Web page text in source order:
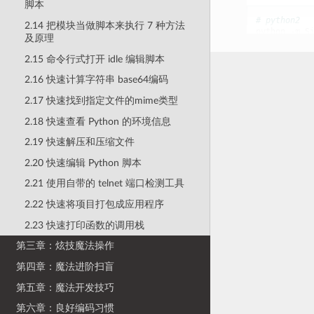
脚本
2.14 把模块当做脚本来执行 7 种方法
及原理
2.15 命令行式打开 idle 编辑脚本
2.16 快速计算字符串 base64编码
2.17 快速找到指定文件的mime类型
2.18 快速查看 Python 的环境信息
2.19 快速解压和压缩文件
2.20 快速编辑 Python 脚本
2.21 使用自带的 telnet 端口检测工具
2.22 快速将项目打包成应用程序
2.23 快速打印函数的调用栈
第三章：炫技魔法操作
第四章：魔法进阶扫盲
第五章：魔法开发技巧
第六章：良好编码习惯